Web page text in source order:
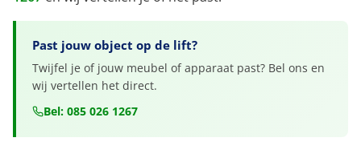
Past jouw object op de lift?
Twijfel je of jouw meubel of apparaat past? Bel ons en
wij vertellen het direct.
Bel: 085 026 1267